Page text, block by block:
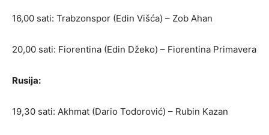
16,00 sati: Trabzonspor (Edin Višća) – Zob Ahan
20,00 sati: Fiorentina (Edin Džeko) – Fiorentina Primavera
Rusija:
19,30 sati: Akhmat (Dario Todorović) – Rubin Kazan